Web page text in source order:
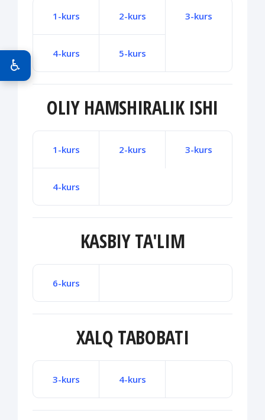
1-kurs 2-kurs 3-kurs
4-kurs 5-kurs
OLIY HAMSHIRALIK ISHI
1-kurs 2-kurs 3-kurs
4-kurs
KASBIY TA'LIM
6-kurs
XALQ TABOBATI
3-kurs 4-kurs
♿